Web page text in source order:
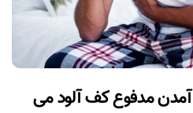
مدفوع کف آلود می